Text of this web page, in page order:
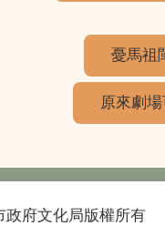
憂馬祖
原來劇
政府文化局版權所有